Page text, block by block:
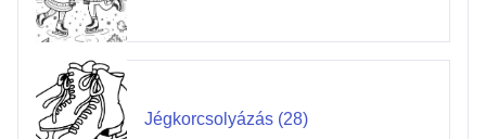
Jégkorcsolyázás (28)